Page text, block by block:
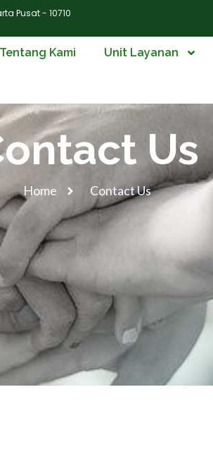
Pusat - 10710
Tentang Kami Unit Layanan
Us
Home Contact Us